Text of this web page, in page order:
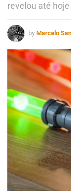
revelou até
by Marcelo